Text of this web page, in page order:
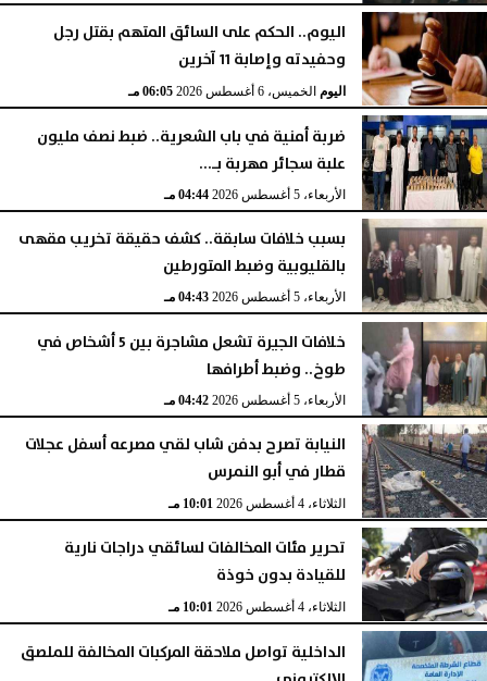
اليوم.. الحكم على السائق المتهم بقتل رجل
وحفيدته وإصابة 11 آخرين
اليوم الخميس، 6 أغسطس 2026 06:05 مـ
ضربة أمنية في باب الشعرية.. ضبط نصف مليون
علبة سجائر مهربة بـ...
الأربعاء، 5 أغسطس 2026 04:44 مـ
بسبب خلافات سابقة.. كشف حقيقة تخريب مقهى
بالقليوبية وضبط المتورطين
الأربعاء، 5 أغسطس 2026 04:43 مـ
خلافات الجيرة تشعل مشاجرة بين 5 أشخاص في
طوخ.. وضبط أطرافها
الأربعاء، 5 أغسطس 2026 04:42 مـ
النيابة تصرح بدفن شاب لقي مصرعه أسفل عجلات
قطار في أبو النمرس
الثلاثاء، 4 أغسطس 2026 10:01 مـ
تحرير مئات المخالفات لسائقي دراجات نارية
للقيادة بدون خوذة
الثلاثاء، 4 أغسطس 2026 10:01 مـ
الداخلية تواصل ملاحقة المركبات المخالفة للملصق